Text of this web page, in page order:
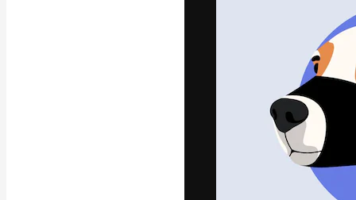
La
migliori lavori.
creativi,
Italiano